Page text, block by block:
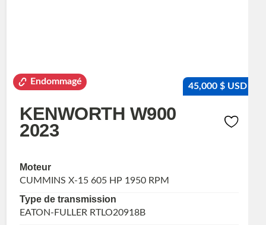
Endommagé 45,000 $ USD
KENWORTH W900
2023
Moteur
CUMMINS X-15 605 HP 1950 RPM
Type de transmission
EATON-FULLER RTLO20918B